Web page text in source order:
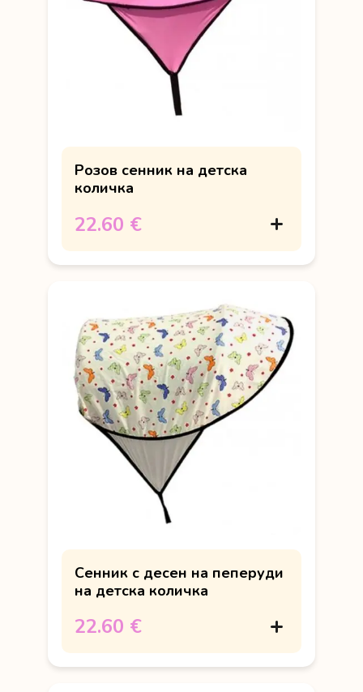
Розов сенник на детска
количка
22.60 €
Сенник с десен на пеперуди
на детска количка
22.60 €